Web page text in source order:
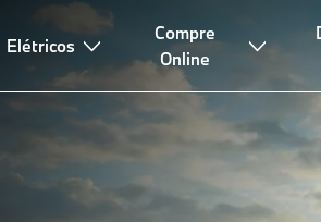
Elétricos
Compre
Online